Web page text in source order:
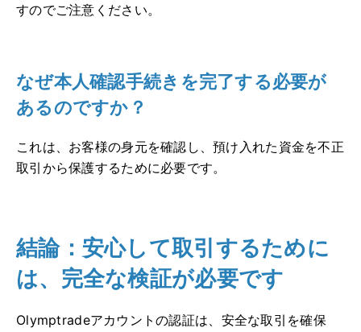
すのでご注意ください。
なぜ本人確認手続きを完了する必要が
あるのですか？
これは、お客様の身元を確認し、預け入れた資金を不正
取引から保護するために必要です。
結論：安心して取引するために
は、完全な検証が必要です
Olymptradeアカウントの認証は、安全な取引を確保